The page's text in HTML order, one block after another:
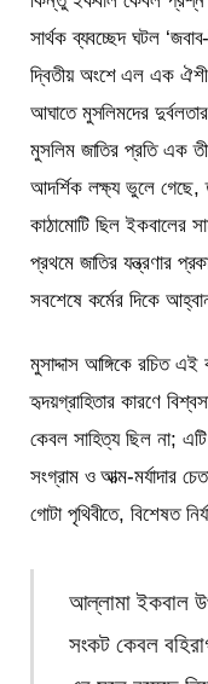
সার্থক ব্যবচ্ছেদ ঘটল
দ্বিতীয় অংশে এল এক
আঘাতে মুসলিমদের
মুসলিম জাতির প্রতি এক
আদর্শিক লক্ষ্য ভুলে গেছে,
কাঠামোটি ছিল ইকবালের
প্রথমে জাতির যন্ত্রণার
সবশেষে কর্মের দিকে
মুসাদ্দাস আঙ্গিকে রচিত এই
হৃদয়গ্রাহিতার কারণে
কেবল সাহিত্য ছিল না;
সংগ্রাম ও আত্ম-মর্যাদার
গোটা পৃথিবীতে, বিশেষত
আল্লামা ইকবাল
সংকট কেবল